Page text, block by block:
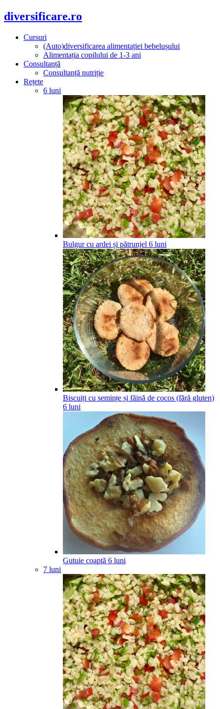
diversificare.ro
Cursuri
(Auto)diversificarea alimentației bebelușului
Alimentația copilului de 1-3 ani
Consultanță
Consultanță nutriție
Rețete
6 luni
Bulgur cu ardei și pătrunjel 6 luni
Biscuiți cu semințe și făină de cocos (fără gluten)
6 luni
Gutuie coaptă 6 luni
7 luni